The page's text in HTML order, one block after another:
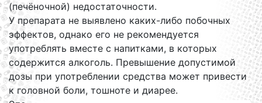
(печёночной) недостаточности.
У препарата не выявлено каких-либо побочных
эффектов, однако его не рекомендуется
употреблять вместе с напитками, в которых
содержится алкоголь. Превышение допустимой
дозы при употреблении средства может привести
к головной боли, тошноте и диарее.